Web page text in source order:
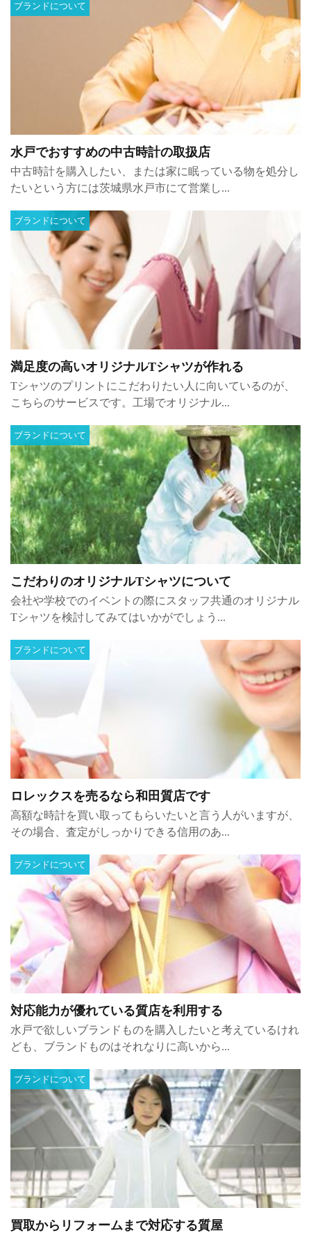
水戸でおすすめの中古時計の取扱店
ブランドについて
中古時計を購入したい、または家に眠っている物を処分し
たいという方には茨城県水戸市にて営業し...
満足度の高いオリジナルTシャツが作れる
ブランドについて
Tシャツのプリントにこだわりたい人に向いているのが、
こちらのサービスです。工場でオリジナル...
こだわりのオリジナルTシャツについて
ブランドについて
会社や学校でのイベントの際にスタッフ共通のオリジナル
Tシャツを検討してみてはいかがでしょう...
ロレックスを売るなら和田質店です
ブランドについて
高額な時計を買い取ってもらいたいと言う人がいますが、
その場合、査定がしっかりできる信用のあ...
対応能力が優れている質店を利用する
ブランドについて
水戸で欲しいブランドものを購入したいと考えているけれ
ども、ブランドものはそれなりに高いから...
買取からリフォームまで対応する質屋
ブランドについて